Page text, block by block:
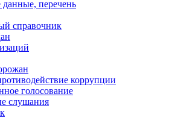
перечень
справочник
коррупции
голосование
слушания